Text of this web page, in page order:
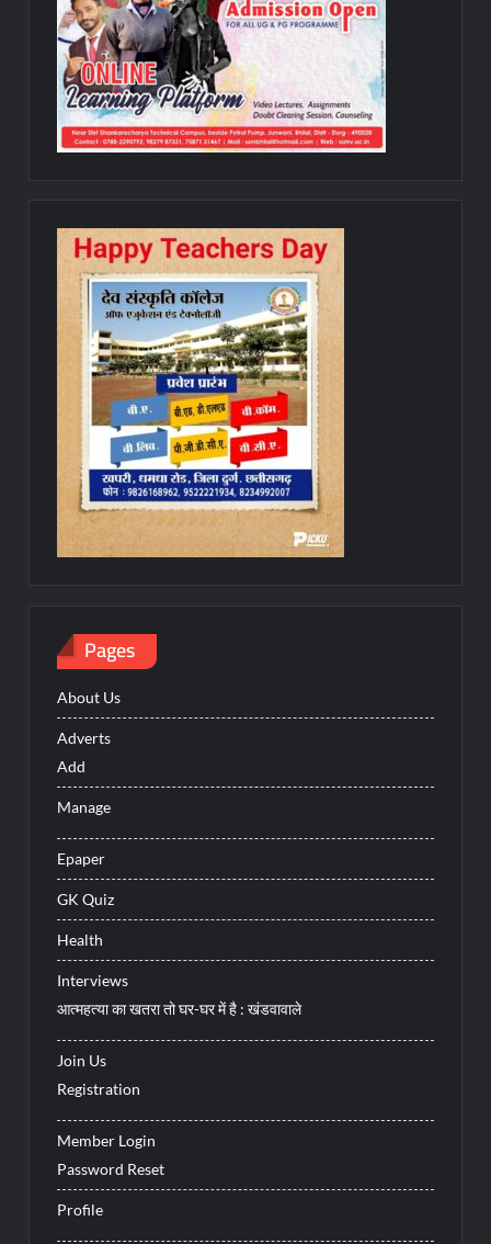
Pages
About Us
Adverts
Add
Manage
Epaper
GK Quiz
Health
Interviews
आत्महत्या का खतरा तो घर-घर में है : खंडवावाले
Join Us
Registration
Member Login
Password Reset
Profile